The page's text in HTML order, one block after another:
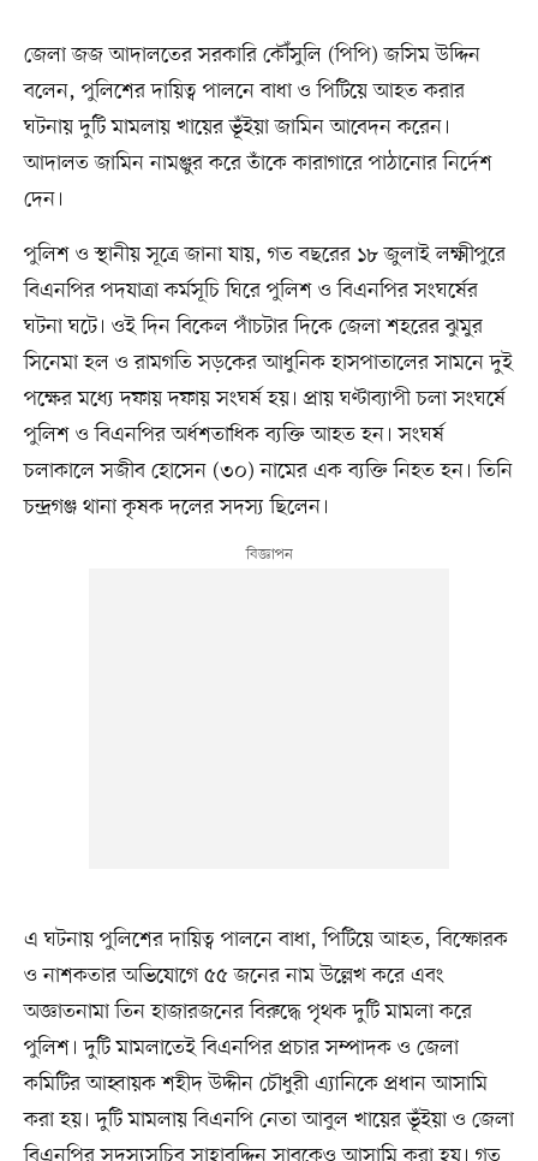
জেলা জজ আদালতের সরকারি কৌঁসুলি (পিপি) জসিম উদ্দিন
বলেন, পুলিশের দায়িত্ব পালনে বাধা ও পিটিয়ে আহত করার
ঘটনায় দুটি মামলায় খায়ের ভূঁইয়া জামিন আবেদন করেন।
আদালত জামিন নামঞ্জুর করে তাঁকে কারাগারে পাঠানোর নির্দেশ
দেন।
পুলিশ ও স্থানীয় সূত্রে জানা যায়, গত বছরের ১৮ জুলাই লক্ষ্মীপুরে
বিএনপির পদযাত্রা কর্মসূচি ঘিরে পুলিশ ও বিএনপির সংঘর্ষের
ঘটনা ঘটে। ওই দিন বিকেল পাঁচটার দিকে জেলা শহরের ঝুমুর
সিনেমা হল ও রামগতি সড়কের আধুনিক হাসপাতালের সামনে দুই
পক্ষের মধ্যে দফায় দফায় সংঘর্ষ হয়। প্রায় ঘণ্টাব্যাপী চলা সংঘর্ষে
পুলিশ ও বিএনপির অর্ধশতাধিক ব্যক্তি আহত হন। সংঘর্ষ
চলাকালে সজীব হোসেন (৩০) নামের এক ব্যক্তি নিহত হন। তিনি
চন্দ্রগঞ্জ থানা কৃষক দলের সদস্য ছিলেন।
এ ঘটনায় পুলিশের দায়িত্ব পালনে বাধা, পিটিয়ে আহত, বিস্ফোরক
ও নাশকতার অভিযোগে ৫৫ জনের নাম উল্লেখ করে এবং
অজ্ঞাতনামা তিন হাজারজনের বিরুদ্ধে পৃথক দুটি মামলা করে
পুলিশ। দুটি মামলাতেই বিএনপির প্রচার সম্পাদক ও জেলা
কমিটির আহ্বায়ক শহীদ উদ্দীন চৌধুরী এ্যানিকে প্রধান আসামি
করা হয়। দুটি মামলায় বিএনপি নেতা আবুল খায়ের ভূঁইয়া ও জেলা